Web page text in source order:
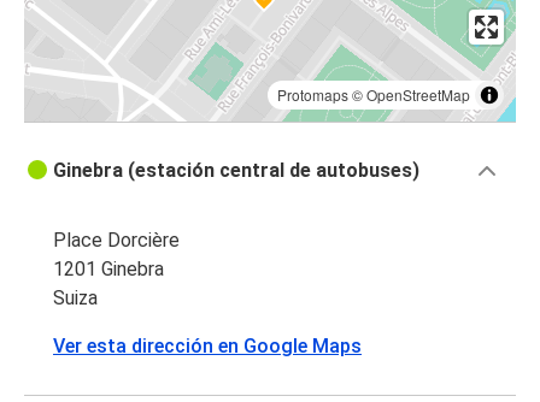
Protomaps©OpenStreetMap
Ginebra (estación central de autobuses)
Place Dorcière
1201 Ginebra
Suiza
Ver esta dirección en Google Maps